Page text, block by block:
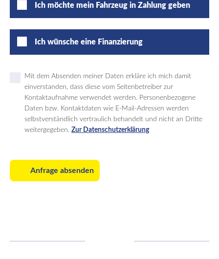
Ich möchte mein Fahrzeug in Zahlung geben
Ich wünsche eine Finanzierung
Mit dem Absenden meiner Daten erkläre ich mich damit
einverstanden, dass diese vom Seitenbetreiber zur
Kontaktaufnahme verwendet werden. Personenbezogene
Daten bzw. Kontaktdaten wie E-Mail-Adressen werden
selbstverständlich vertraulich behandelt und nicht an Dritte
weitergegeben. Zur Datenschutzerklärung
Anfrage absenden